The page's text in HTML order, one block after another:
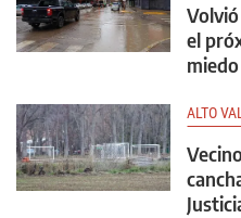
el
miedo
ALTO